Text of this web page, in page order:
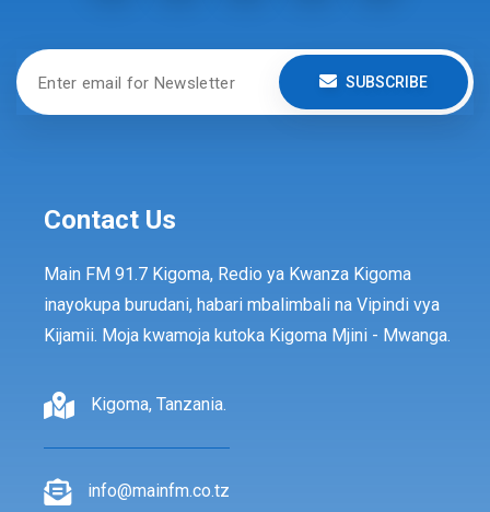
SUBSCRIBE
Contact Us
Main FM 91.7 Kigoma, Redio ya Kwanza Kigoma
inayokupa burudani, habari mbalimbali na Vipindi vya
Kijamii. Moja kwamoja kutoka Kigoma Mjini - Mwanga.
Kigoma, Tanzania.
info@mainfm.co.tz